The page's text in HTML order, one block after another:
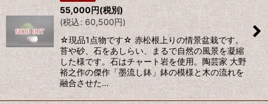
55,000円(税別)
(税込: 60,500円)
☆現品1点物です☆ 赤松根上りの情景盆栽です。
苔や砂、石をあしらい、まるで自然の風景を凝縮
した様です。石はチャート岩を使用。陶芸家 大野
裕之作の傑作「墨流し鉢」鉢の模様と木の流れを
融合させた…